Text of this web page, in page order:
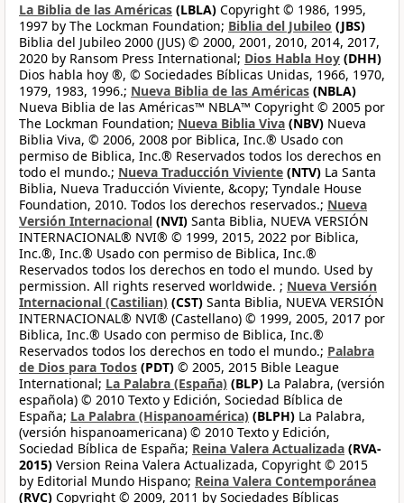
La Biblia de las Américas (LBLA) Copyright © 1986, 1995,
1997 by The Lockman Foundation; Biblia del Jubileo (JBS)
Biblia del Jubileo 2000 (JUS) © 2000, 2001, 2010, 2014, 2017,
2020 by Ransom Press International; Dios Habla Hoy (DHH)
Dios habla hoy ®, © Sociedades Bíblicas Unidas, 1966, 1970,
1979, 1983, 1996.; Nueva Biblia de las Américas (NBLA)
Nueva Biblia de las Américas™ NBLA™ Copyright © 2005 por
The Lockman Foundation; Nueva Biblia Viva (NBV) Nueva
Biblia Viva, © 2006, 2008 por Biblica, Inc.® Usado con
permiso de Biblica, Inc.® Reservados todos los derechos en
todo el mundo.; Nueva Traducción Viviente (NTV) La Santa
Biblia, Nueva Traducción Viviente, &copy; Tyndale House
Foundation, 2010. Todos los derechos reservados.; Nueva
Versión Internacional (NVI) Santa Biblia, NUEVA VERSIÓN
INTERNACIONAL® NVI® © 1999, 2015, 2022 por Biblica,
Inc.®, Inc.® Usado con permiso de Biblica, Inc.®
Reservados todos los derechos en todo el mundo. Used by
permission. All rights reserved worldwide. ; Nueva Versión
Internacional (Castilian) (CST) Santa Biblia, NUEVA VERSIÓN
INTERNACIONAL® NVI® (Castellano) © 1999, 2005, 2017 por
Biblica, Inc.® Usado con permiso de Biblica, Inc.®
Reservados todos los derechos en todo el mundo.; Palabra
de Dios para Todos (PDT) © 2005, 2015 Bible League
International; La Palabra (España) (BLP) La Palabra, (versión
española) © 2010 Texto y Edición, Sociedad Bíblica de
España; La Palabra (Hispanoamérica) (BLPH) La Palabra,
(versión hispanoamericana) © 2010 Texto y Edición,
Sociedad Bíblica de España; Reina Valera Actualizada (RVA-
2015) Version Reina Valera Actualizada, Copyright © 2015
by Editorial Mundo Hispano; Reina Valera Contemporánea
(RVC) Copyright © 2009, 2011 by Sociedades Bíblicas